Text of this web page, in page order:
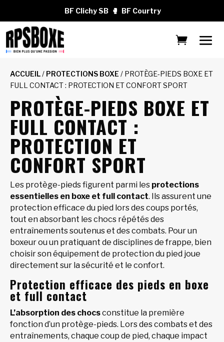
BF Clichy SB 🥊 BF Courtry
ACCUEIL/ PROTECTIONS BOXE / PROTÈGE-PIEDS BOXE ET
FULL CONTACT : PROTECTION ET CONFORT SPORT
PROTÈGE-PIEDS BOXE ET
FULL CONTACT :
PROTECTION ET
CONFORT SPORT
Les protège-pieds figurent parmi les protections
essentielles en boxe et full contact. Ils assurent une
protection efficace du pied lors des coups portés,
tout en absorbant les chocs répétés des
entraînements soutenus et des combats. Pour un
boxeur ou un pratiquant de disciplines de frappe, bien
choisir son équipement de protection du pied joue
directement sur la sécurité et le confort.
Protection efficace des pieds en boxe
et full contact
L’absorption des chocsconstitue la première
fonction d’un protège-pieds. Lors des combats et des
entraînements, chaque coup de pied, chaque impact